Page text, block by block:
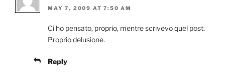
MAY 7, 2009 AT 7:50 AM
Ci ho pensato, proprio, mentre scrivevo quel post.
Proprio delusione.
Reply